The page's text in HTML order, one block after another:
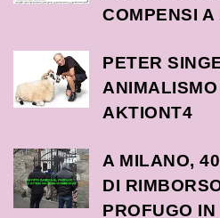
COMPENSI A
PETER
AKTIONT4
A MILANO,
DI
PROFUGO